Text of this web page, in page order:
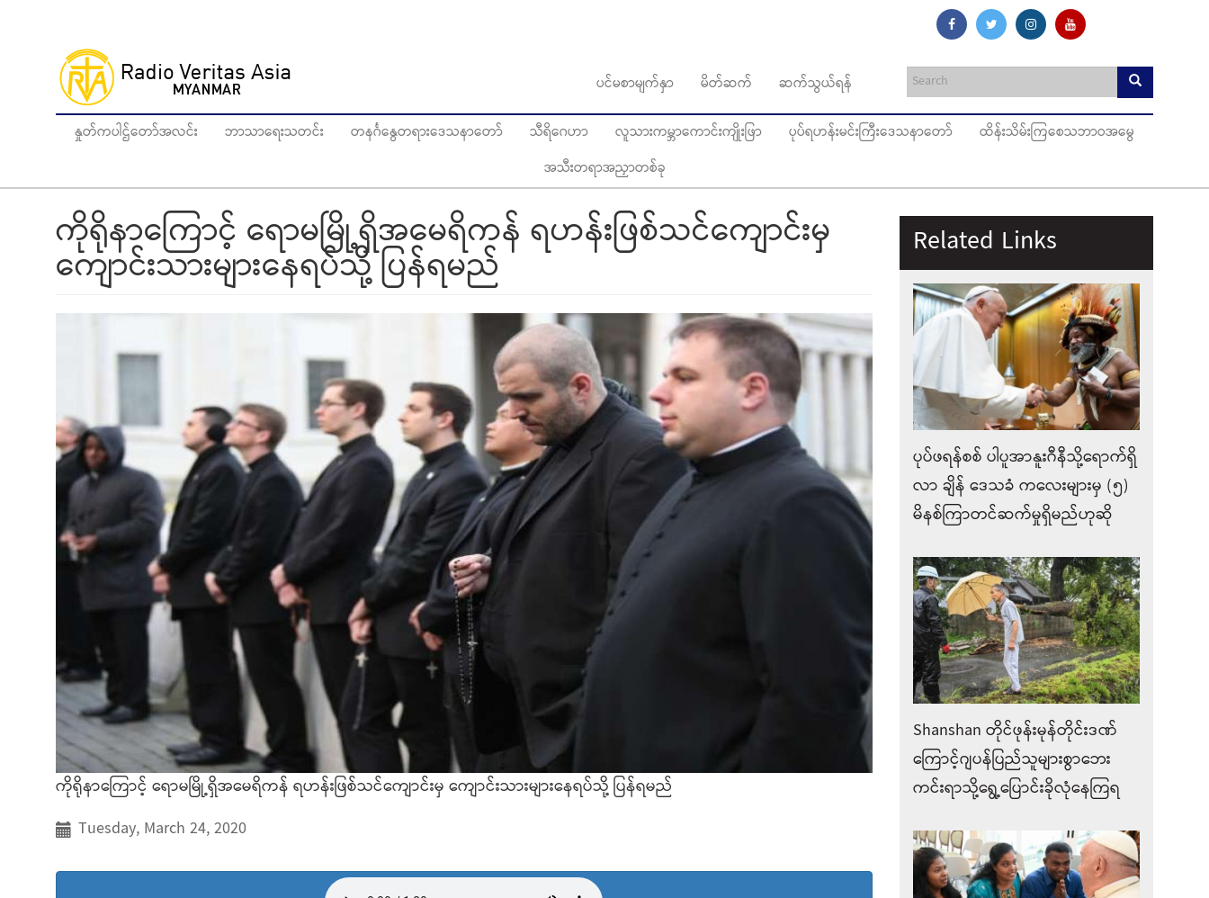
ပင်မစာမျက်နှာ မိတ်ဆက် ဆက်သွယ်ရန်
နှုတ်ကပါဌ်တော်အလင်း ဘာသာရေးသတင်း တနင်္ဂနွေတရားဒေသနာတော် သီရိဂေဟာ လူသားကမ္ဘာကောင်းကျိုးဖြာ ပုပ်ရဟန်းမင်းကြီးဒေသနာတော်
ထိန်းသိမ်းကြစေသဘာဝအမွေ
အသီးတရာအညှာတစ်ခု
ကိုရိုနာကြောင့် ရောမမြို့ရှိအမေရိကန် ရဟန်းဖြစ်သင်ကျောင်းမှ
ကျောင်းသားများနေရပ်သို့ ပြန်ရမည်
ကိုရိုနာကြောင့် ရောမမြို့ရှိအမေရိကန် ရဟန်းဖြစ်သင်ကျောင်းမှ ကျောင်းသားများနေရပ်သို့ ပြန်ရမည်
Tuesday, March 24, 2020
Related Links
ပုပ်ဖရန်စစ် ပါပူအာနူးဂီနီသို့ရောက်ရှိ
လာ ချိန်‌ ဒေသခံ ကလေးများမှ (၅)
မိနစ်ကြာတင်ဆက်မှုရှိမည်ဟုဆို
Shanshan တိုင်ဖုန်းမုန်တိုင်းဒဏ်
ကြောင့်ဂျပန်ပြည်သူများစွာဘေး
ကင်းရာသို့ရွေ့ပြောင်းခိုလုံနေကြရ